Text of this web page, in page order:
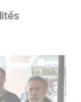
et José